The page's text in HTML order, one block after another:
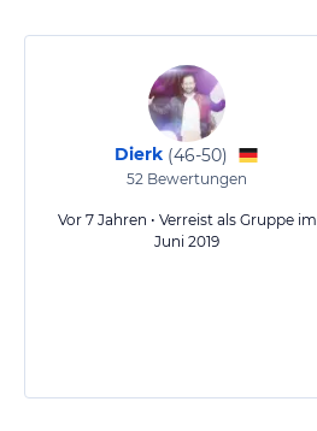
Dierk (46-50)
52 Bewertungen
Vor 7 Jahren • Verreist als Gruppe im
Juni 2019